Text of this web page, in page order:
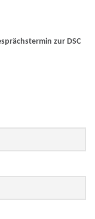
zur DSC